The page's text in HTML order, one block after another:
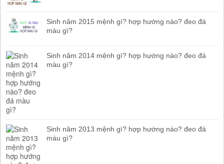
Sinh năm 2015 mệnh gì? hợp hướng nào? đeo đá
màu gì?
Sinh năm 2014 mệnh gì? hợp hướng nào? đeo đá
màu gì?
Sinh năm 2013 mệnh gì? hợp hướng nào? đeo đá
màu gì?